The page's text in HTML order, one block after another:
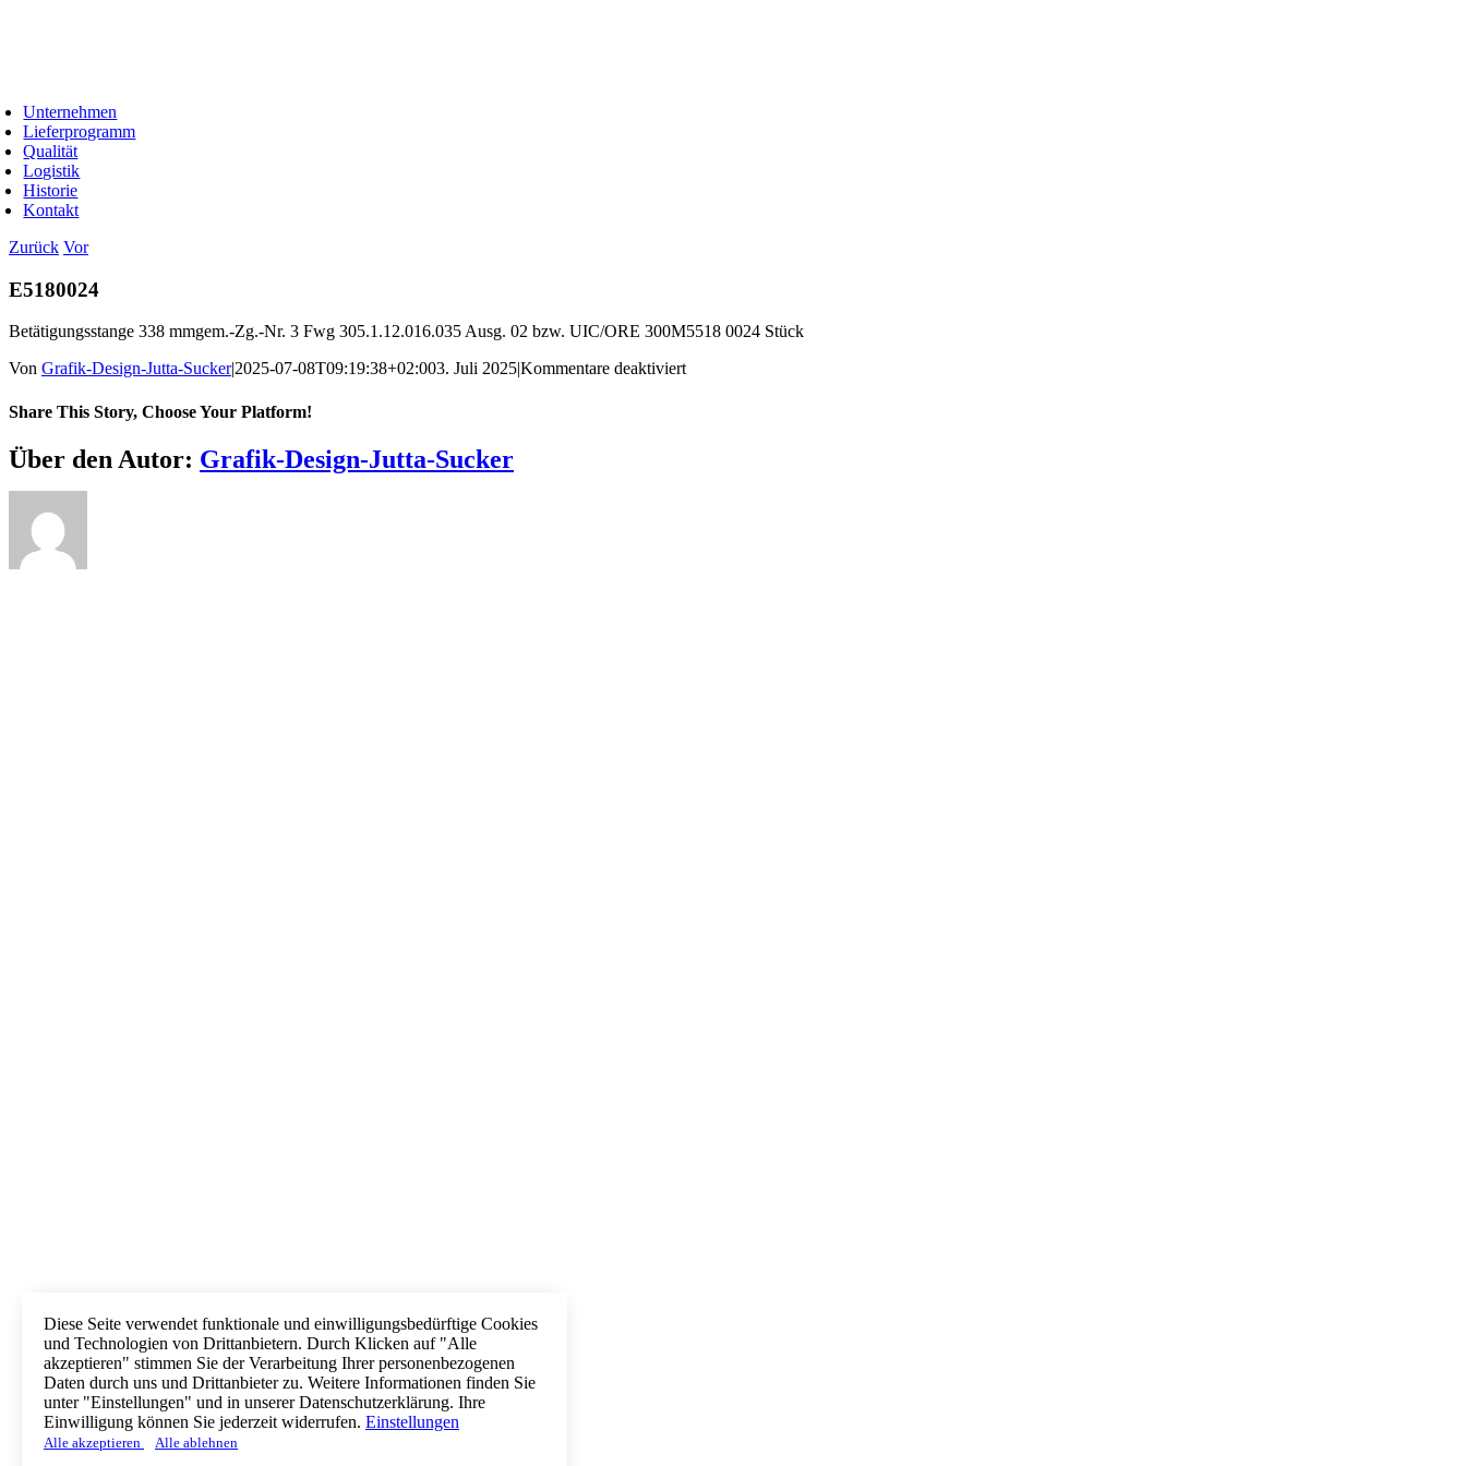
Unternehmen
Lieferprogramm
Qualität
Logistik
Historie
Kontakt
Zurück Vor
E5180024
Betätigungsstange 338 mmgem.-Zg.-Nr. 3 Fwg 305.1.12.016.035 Ausg. 02 bzw. UIC/ORE 300M5518 0024 Stück
Von Grafik-Design-Jutta-Sucker|2025-07-08T09:19:38+02:003. Juli 2025|Kommentare deaktiviertfür
Share This Story, Choose Your Platform!
Facebook
X
Bluesky
Reddit
LinkedIn
WhatsApp
Telegram
Tumblr
Pinterest
Xing
E-
Mail
Über den Autor: Grafik-Design-Jutta-Sucker
Diese Seite verwendet funktionale und einwilligungsbedürftige Cookies
und Technologien von Drittanbietern. Durch Klicken auf "Alle
akzeptieren" stimmen Sie der Verarbeitung Ihrer personenbezogenen
Daten durch uns und Drittanbieter zu. Weitere Informationen finden Sie
unter "Einstellungen" und in unserer Datenschutzerklärung. Ihre
Einwilligung können Sie jederzeit widerrufen. Einstellungen
Alle akzeptieren Alle ablehnen